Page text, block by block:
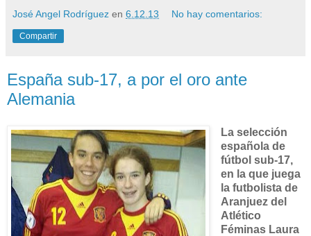
José Angel Rodríguez en 6.12.13 No hay comentarios:
Compartir
España sub-17, a por el oro ante
Alemania
La selección
española de
fútbol sub-17,
en la que juega
la futbolista de
Aranjuez del
Atlético
Féminas Laura